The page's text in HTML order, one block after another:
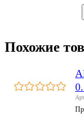
Похожие